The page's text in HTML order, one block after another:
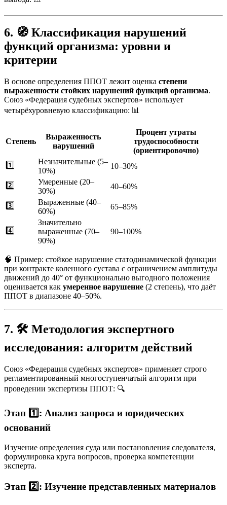
6. 🧭 Классификация нарушений
функций организма: уровни и
критерии
В основе определения ППОТ лежит оценка степени
выраженности стойких нарушений функций организма.
Союз «Федерация судебных экспертов» использует
четырёхуровневую классификацию: 📊
Степень
Выраженность
нарушений
Процент утраты
трудоспособности
(ориентировочно)
1️⃣
Незначительные (5–
10%)
10–30%
2️⃣
Умеренные (20–
30%)
40–60%
3️⃣
Выраженные (40–
60%)
65–85%
4️⃣
Значительно
выраженные (70–
90%)
90–100%
🧠 Пример: стойкое нарушение статодинамической функции
при контракте коленного сустава с ограничением амплитуды
движений до 40° от функционально выгодного положения
оценивается как умеренное нарушение (2 степень), что даёт
ППОТ в диапазоне 40–50%.
7. 🛠️ Методология экспертного
исследования: алгоритм действий
Союз «Федерация судебных экспертов» применяет строго
регламентированный многоступенчатый алгоритм при
проведении экспертизы ППОТ: 🔍
Этап 1️⃣: Анализ запроса и юридических
оснований
Изучение определения суда или постановления следователя,
формулировка круга вопросов, проверка компетенции
эксперта.
Этап 2️⃣: Изучение представленных материалов